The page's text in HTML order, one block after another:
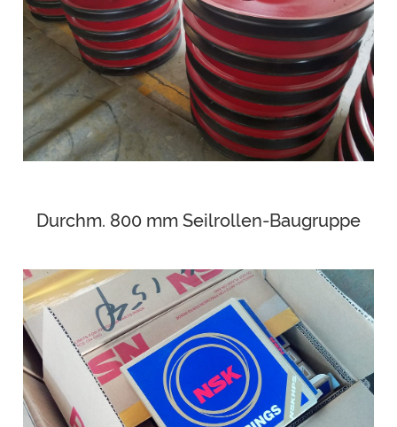
Durchm. 800 mm Seilrollen-Baugruppe